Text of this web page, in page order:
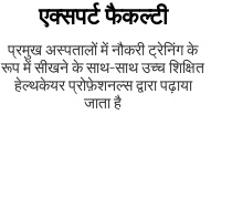
एक्सपर्ट फैकल्टी
प्रमुख अस्पतालों में नौकरी ट्रेनिंग के
रूप में सीखने के साथ-साथ उच्च शिक्षित
हेल्थकेयर प्रोफ़ेशनल्स द्वारा पढ़ाया
जाता है